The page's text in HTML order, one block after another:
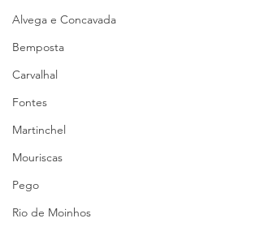
Alvega e Concavada
Bemposta
Carvalhal
Fontes
Martinchel
Mouriscas
Pego
Rio de Moinhos